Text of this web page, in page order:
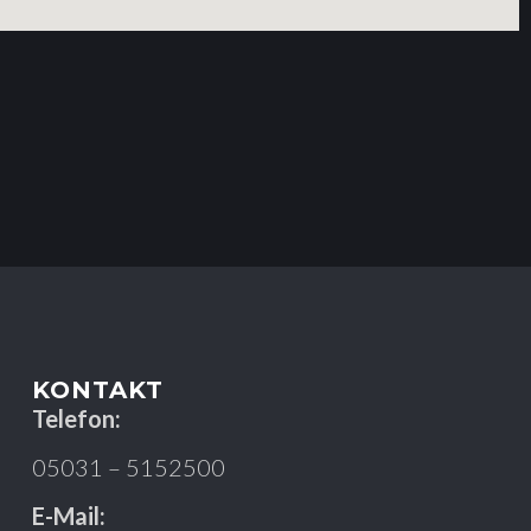
KONTAKT
Telefon:
05031 – 5152500
E-Mail: